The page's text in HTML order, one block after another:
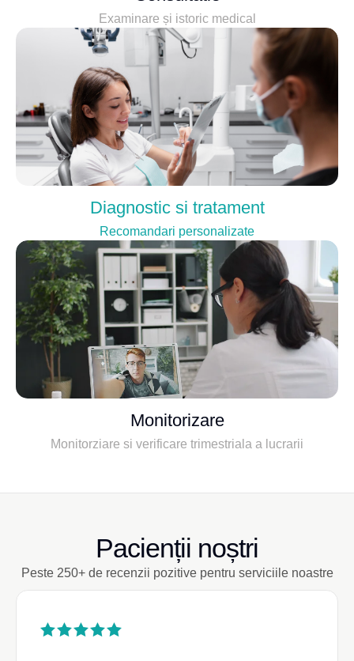
Examinare și istoric medical
Diagnostic si tratament
Recomandari personalizate
Monitorizare
Monitorziare si verificare trimestriala a lucrarii
Pacienții noștri
Peste 250+ de recenzii pozitive pentru serviciile noastre